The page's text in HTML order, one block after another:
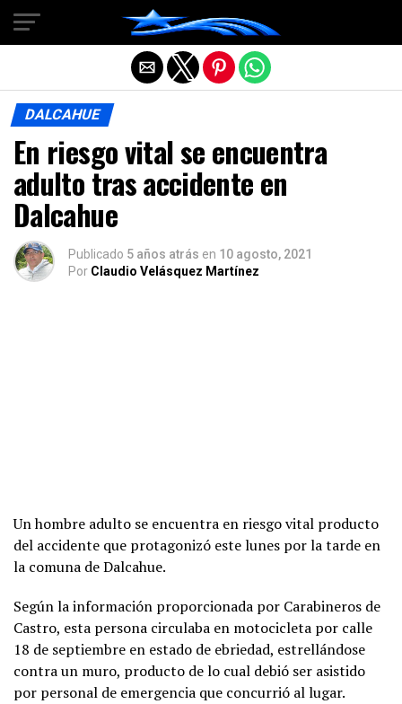
DALCAHUE
En riesgo vital se encuentra
adulto tras accidente en
Dalcahue
Publicado 5 años atrás en 10 agosto, 2021
Por Claudio Velásquez Martínez
Un hombre adulto se encuentra en riesgo vital producto
del accidente que protagonizó este lunes por la tarde en
la comuna de Dalcahue.
Según la información proporcionada por Carabineros de
Castro, esta persona circulaba en motocicleta por calle
18 de septiembre en estado de ebriedad, estrellándose
contra un muro, producto de lo cual debió ser asistido
por personal de emergencia que concurrió al lugar.
Salir de la versión móvil